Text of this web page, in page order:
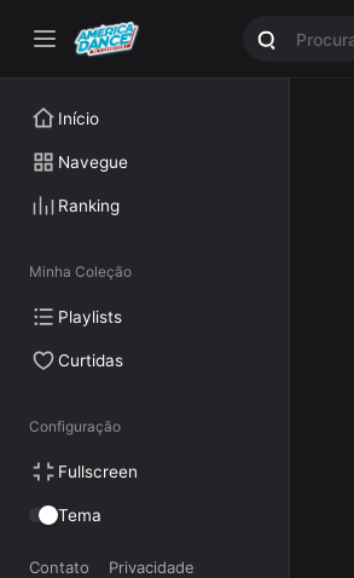
Início
Navegue
Ranking
Minha Coleção
Playlists
Curtidas
Configuração
Fullscreen
Tema
Contato
Privacidade